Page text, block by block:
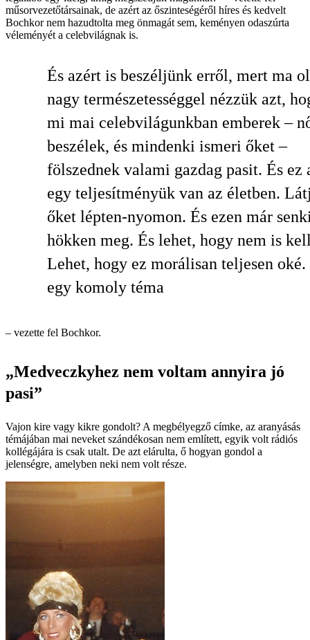
műsorvezetőtársainak, de azért az őszinteségéről híres és kedvelt
Bochkor nem hazudtolta meg önmagát sem, keményen odaszúrta
véleményét a celebvilágnak is.
És azért is beszéljünk erről, mert ma
nagy természetességgel nézzük azt,
mi mai celebvilágunkban emberek –
beszélek, és mindenki ismeri őket –
fölszednek valami gazdag pasit. És ez
egy teljesítményük van az életben.
őket lépten-nyomon. És ezen már
hökken meg. És lehet, hogy nem is
Lehet, hogy ez morálisan teljesen oké.
egy komoly téma
– vezette fel Bochkor.
„Medveczkyhez nem voltam annyira jó
pasi”
Vajon kire vagy kikre gondolt? A megbélyegző címke, az aranyásás
témájában mai neveket szándékosan nem említett, egyik volt rádiós
kollégájára is csak utalt. De azt elárulta, ő hogyan gondol a
jelenségre, amelyben neki nem volt része.